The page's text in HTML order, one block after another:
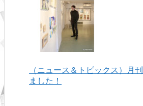
（ニュース＆トピックス）月
ました！